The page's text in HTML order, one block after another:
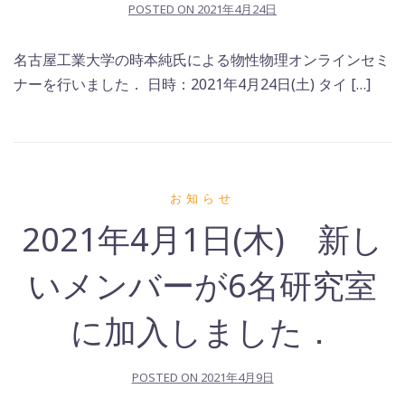
POSTED ON 2021年4月24日
名古屋工業大学の時本純氏による物性物理オンラインセミ
ナーを行いました． 日時：2021年4月24日(土) タイ […]
お知らせ
2021年4月1日(木) 新し
いメンバーが6名研究室
に加入しました．
POSTED ON 2021年4月9日